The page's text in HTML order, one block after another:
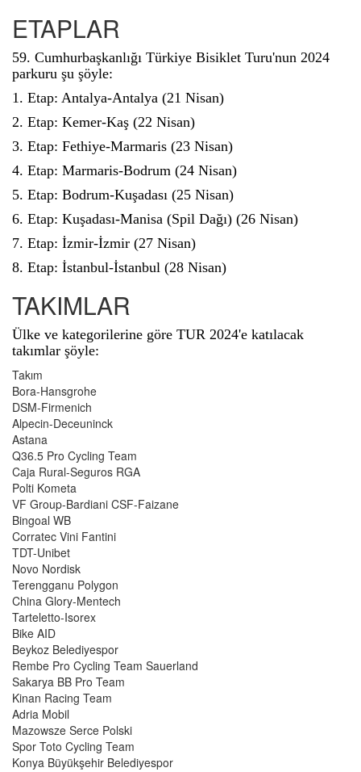
ETAPLAR
59. Cumhurbaşkanlığı Türkiye Bisiklet Turu'nun 2024
parkuru şu şöyle:
1. Etap: Antalya-Antalya (21 Nisan)
2. Etap: Kemer-Kaş (22 Nisan)
3. Etap: Fethiye-Marmaris (23 Nisan)
4. Etap: Marmaris-Bodrum (24 Nisan)
5. Etap: Bodrum-Kuşadası (25 Nisan)
6. Etap: Kuşadası-Manisa (Spil Dağı) (26 Nisan)
7. Etap: İzmir-İzmir (27 Nisan)
8. Etap: İstanbul-İstanbul (28 Nisan)
TAKIMLAR
Ülke ve kategorilerine göre TUR 2024'e katılacak
takımlar şöyle:
Takım
Bora-Hansgrohe
DSM-Firmenich
Alpecin-Deceuninck
Astana
Q36.5 Pro Cycling Team
Caja Rural-Seguros RGA
Polti Kometa
VF Group-Bardiani CSF-Faizane
Bingoal WB
Corratec Vini Fantini
TDT-Unibet
Novo Nordisk
Terengganu Polygon
China Glory-Mentech
Tarteletto-Isorex
Bike AID
Beykoz Belediyespor
Rembe Pro Cycling Team Sauerland
Sakarya BB Pro Team
Kinan Racing Team
Adria Mobil
Mazowsze Serce Polski
Spor Toto Cycling Team
Konya Büyükşehir Belediyespor